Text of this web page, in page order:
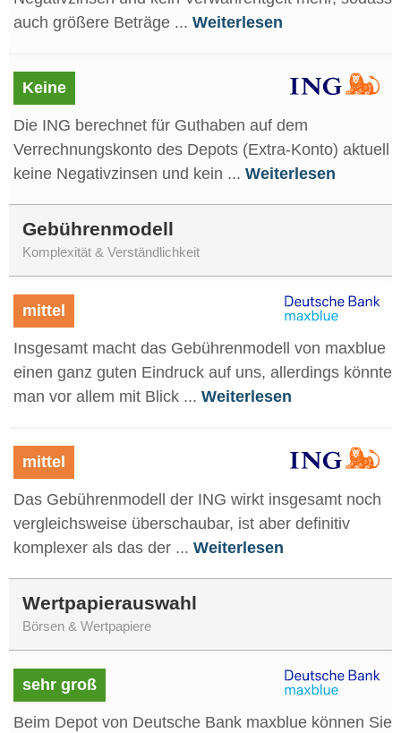
auch größere Beträge ... Weiterlesen
Keine
Die ING berechnet für Guthaben auf dem
Verrechnungskonto des Depots (Extra-Konto) aktuell
keine Negativzinsen und kein ... Weiterlesen
Gebührenmodell
Komplexität & Verständlichkeit
mittel
Insgesamt macht das Gebührenmodell von maxblue
einen ganz guten Eindruck auf uns, allerdings könnte
man vor allem mit Blick ... Weiterlesen
mittel
Das Gebührenmodell der ING wirkt insgesamt noch
vergleichsweise überschaubar, ist aber definitiv
komplexer als das der ... Weiterlesen
Wertpapierauswahl
Börsen & Wertpapiere
sehr groß
Beim Depot von Deutsche Bank maxblue können Sie